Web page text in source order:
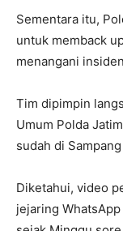
Sementara itu,
untuk memback
menangani
Tim dipimpin
Umum Polda
sudah di
Diketahui, video
jejaring